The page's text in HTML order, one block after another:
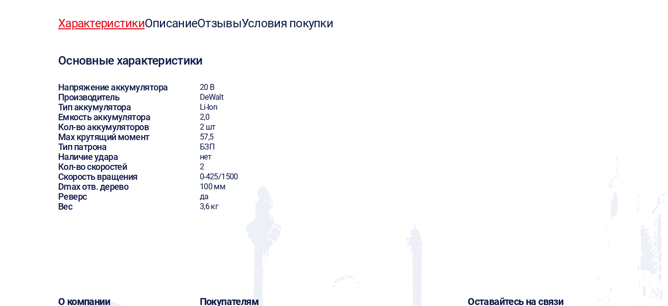
ХарактеристикиОписаниеОтзывыУсловия покупки
Основные характеристики
Напряжение аккумулятора 20 В
Производитель DeWalt
Тип аккумулятора Li-Ion
Емкость аккумулятора 2,0
Кол-во аккумуляторов 2 шт
Max крутящий момент 57,5
Тип патрона БЗП
Наличие удара нет
Кол-во скоростей 2
Скорость вращения 0-425/1500
Dmax отв. дерево 100 мм
Реверс да
Вес 3,6 кг
О компании Покупателям Оставайтесь на связи